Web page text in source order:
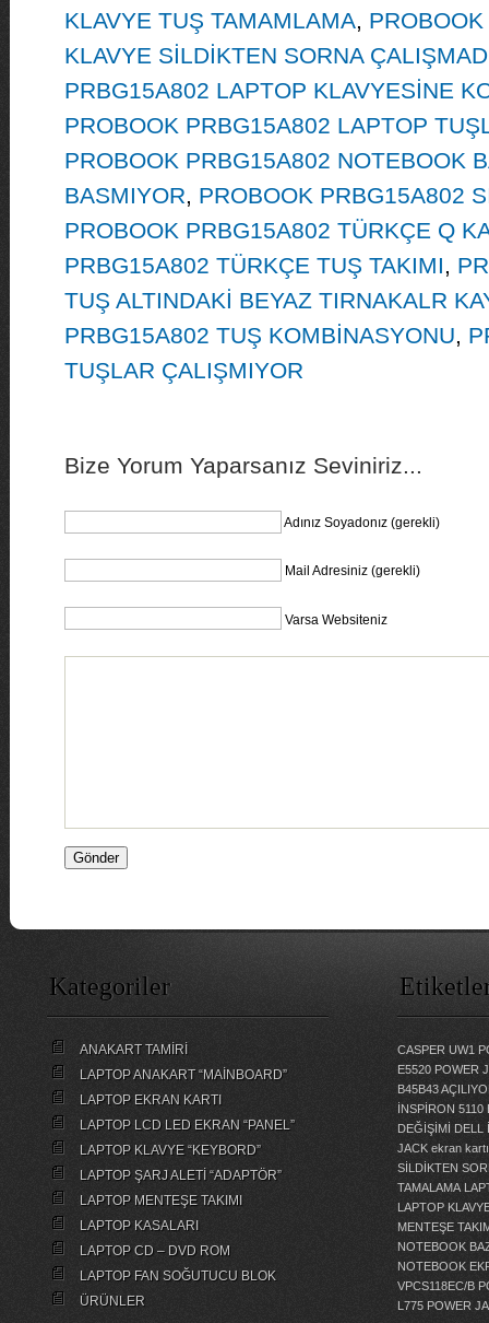
KLAVYE TUŞ TAMAMLAMA,
KLAVYE SİLDİKTEN SORNA
PRBG15A802 LAPTOP KLAVYESİNE
PROBOOK PRBG15A802 LAPTOP
PROBOOK PRBG15A802 NOTEBOOK
BASMIYOR, PROBOOK PRBG15A802
PROBOOK PRBG15A802 TÜRKÇE Q
PRBG15A802 TÜRKÇE TUŞ TAKIMI,
TUŞ ALTINDAKİ BEYAZ TIRNAKALR
PRBG15A802 TUŞ KOMBİNASYONU,
TUŞLAR ÇALIŞMIYOR
Bize Yorum Yaparsanız Seviniriz...
Adınız Soyadonız (gerekli)
Mail Adresiniz (gerekli)
Varsa Websiteniz
Kategoriler
ANAKART TAMİRİ
LAPTOP ANAKART “MAİNBOARD”
LAPTOP EKRAN KARTI
LAPTOP LCD LED EKRAN “PANEL”
LAPTOP KLAVYE “KEYBORD”
LAPTOP ŞARJ ALETİ “ADAPTÖR”
LAPTOP MENTEŞE TAKIMI
LAPTOP KASALARI
LAPTOP CD – DVD ROM
LAPTOP FAN SOĞUTUCU BLOK
ÜRÜNLER
CASPER UW1
E5520 POWER
B45B43
İNSPİRON
DEĞİŞİMİ
DELL
JACK ekran
SİLDİKTEN
TAMALAMA
LAPTOP
MENTEŞE
NOTEBOOK
NOTEBOOK
VPCS118EC/B
L775 POWER